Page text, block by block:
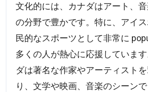
文化的には、カナダはアート、
の分野で豊かです。特に、アイ
民的なスポーツとして非常に
多くの人が熱心に応援していま
ダは著名な作家やアーティスト
り、文学や映画、音楽のシーン